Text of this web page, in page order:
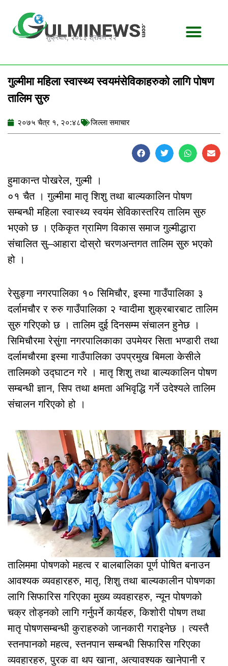
content
शुक्रबार, २०८३ श्रावण २२
गुल्मीमा महिला स्वास्थ्य स्वयमंसेविकाहरुको लागि पोषण
तालिम सुरु
२०७५ चैत्र १, २०:४८ जिल्ला समाचार
हुमाकान्त पोखरेल, गुल्मी ।
०१ चैत । गुल्मीमा मातृ शिशु तथा बाल्यकालिन पोषण
सम्बन्धी महिला स्वास्थ्य स्वयंम सेविकास्तरिय तालिम सुरु
भएको छ । एकिकृत ग्रामिण विकास समाज गुल्मीद्धारा
संचालित सु–आहारा दोस्रो चरणअन्तगत तालिम सुरु भएको
हो ।
रेसुङ्गा नगरपालिका १० सिमिचौर, इस्मा गाउँपालिका ३
दर्लामचौर र रुरु गाउँपालिका २ ग्वादीमा शुक्रबारबाट तालिम
सुरु गरिएको छ । तालिम दुई दिनसम्म संचालन हुनेछ ।
सिमिचौरमा रेसुंगा नगरपालिकाका उपमेयर सिता भण्डारी तथा
दर्लामचौरमा इस्मा गाउँपालिका उपप्रमुख बिमला केसीले
तालिमको उद्घाटन गरे । मातृ शिशु तथा बाल्यकालिन पोषण
सम्बन्धी ज्ञान, सिप तथा क्षमता अभिवृद्धि गर्ने उदेश्यले तालिम
संचालन गरिएको हो ।
तालिममा पोषणको महत्व र बालबालिका पूर्ण पोषित बनाउन
आवश्यक व्यवहारहरु, मातृ, शिशु तथा बाल्यकालीन पोषणका
लागि सिफारिस गरिएका मुख्य व्यवहारहरु, न्यून पोषणको
चक्र तोड्नको लागि गर्नुपर्ने कार्यहरु, किशोरी पोषण तथा
मातृ पोषणसम्बन्धी कुराहरुको जानकारी गराइनेछ । त्यस्तै
स्तनपानको महत्व, स्तनपान सम्बन्धी सिफारिस गरिएका
व्यवहारहरु, पुरक वा थप खाना, अत्यावश्यक खानेपानी र